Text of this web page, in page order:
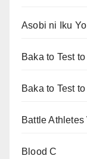
Asobi ni Iku Yo
Baka to Test
Baka to Test
Battle Athletes
Blood C